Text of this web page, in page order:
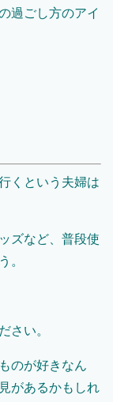
過ごし方のアイ
くという夫婦は
ズなど、普段使
。
さい。
のが好きなん
があるかもしれ